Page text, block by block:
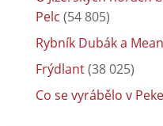
Pelc (54 805)
Rybník Dubák a
Frýdlant(38 025)
Co se vyrábělo v